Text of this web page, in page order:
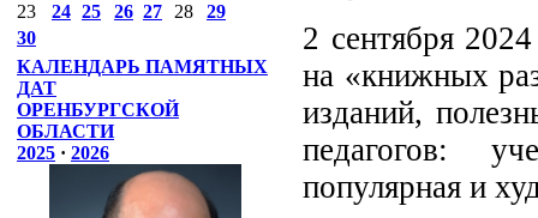
23
24 25 26 27 28
29
30
КАЛЕНДАРЬ ПАМЯТНЫХ
ДАТ
ОРЕНБУРГСКОЙ
ОБЛАСТИ
2025 · 2026
2 сентября
на «книжных
изданий,
педагогов:
популярная и